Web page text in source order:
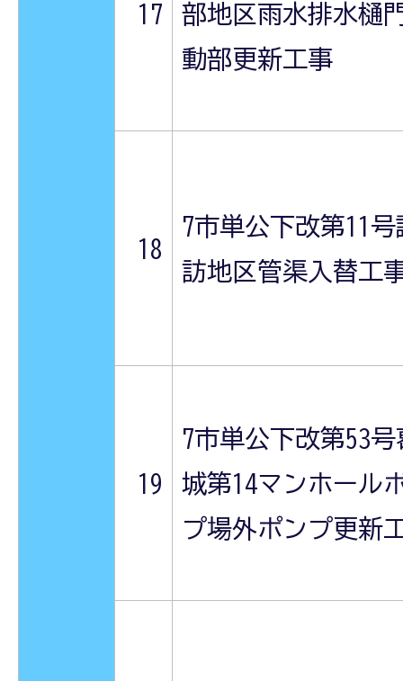
17
部地区雨水排水樋
動部更新工事
18
7市単公下改第11号
訪地区管渠入替工
19
7市単公下改第53号
城第14マンホール
プ場外ポンプ更新